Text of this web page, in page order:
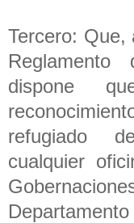
Tercero: Que,
dispone
refugiado
cualquier